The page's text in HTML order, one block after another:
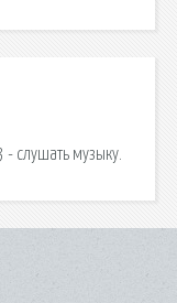
- слушать музыку.